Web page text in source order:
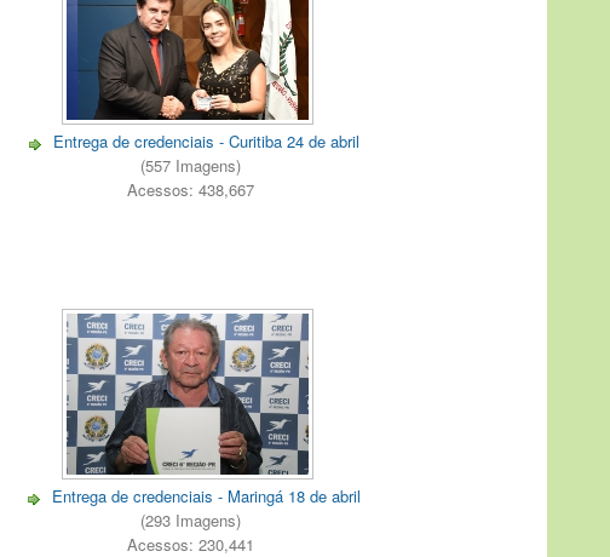
Entrega de credenciais - Curitiba 24 de abril
(557 Imagens)
Acessos: 438,667
Entrega de credenciais - Maringá 18 de abril
(293 Imagens)
Acessos: 230,441